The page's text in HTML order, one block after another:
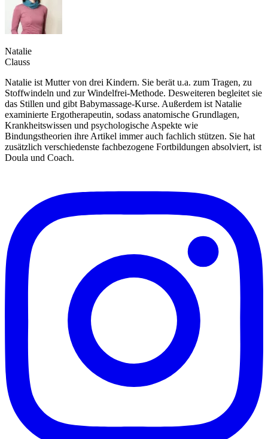
Natalie
Clauss
Natalie ist Mutter von drei Kindern. Sie berät u.a. zum Tragen, zu
Stoffwindeln und zur Windelfrei-Methode. Desweiteren begleitet sie
das Stillen und gibt Babymassage-Kurse. Außerdem ist Natalie
examinierte Ergotherapeutin, sodass anatomische Grundlagen,
Krankheitswissen und psychologische Aspekte wie
Bindungstheorien ihre Artikel immer auch fachlich stützen. Sie hat
zusätzlich verschiedenste fachbezogene Fortbildungen absolviert, ist
Doula und Coach.